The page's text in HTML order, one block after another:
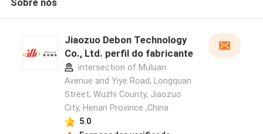
Sobre nós
Jiaozuo Debon Technology
Co., Ltd. perfil do fabricante
intersection of Muluan
Avenue and Yiye Road, Longquan
Street, Wuzhi County, Jiaozuo
City, Henan Province ,China
5.0